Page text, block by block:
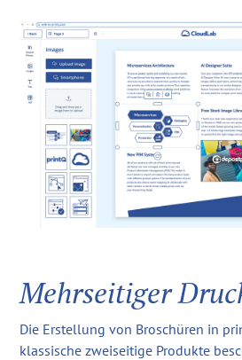
Mehrseitiger
Die Erstellung von Broschüren in
klassische zweiseitige Produkte